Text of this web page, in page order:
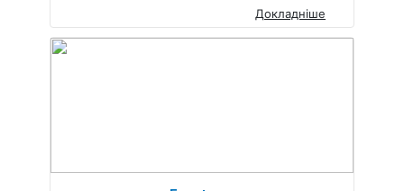
Докладніше